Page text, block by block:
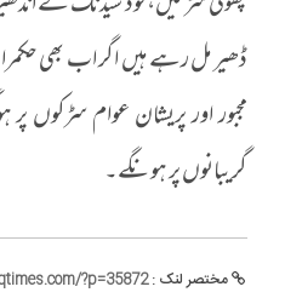
ڈھیر مل رہے ہیں اگر اب بھی
مجبور اور پریشان عوام سڑکوں
گریبانوں پر ہونگے۔
مختصر لنک :?p=35872